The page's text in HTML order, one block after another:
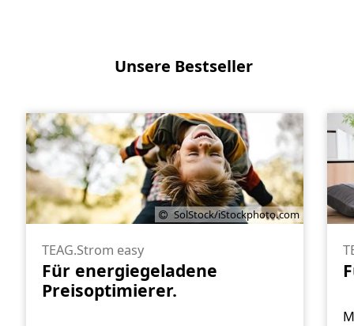
Unsere Bestseller
SolStock/iStockphoto.com
TEAG.Strom easy
Für energiegeladene
Preisoptimierer.